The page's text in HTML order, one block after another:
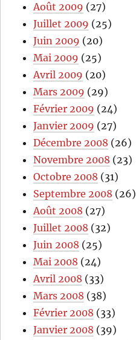
Août 2009 (27)
Juillet 2009 (25)
Juin 2009 (20)
Mai 2009 (25)
Avril 2009 (20)
Mars 2009 (29)
Février 2009 (24)
Janvier 2009 (27)
Décembre 2008 (26)
Novembre 2008 (23)
Octobre 2008 (31)
Septembre 2008 (26)
Août 2008 (27)
Juillet 2008 (32)
Juin 2008 (25)
Mai 2008 (24)
Avril 2008 (33)
Mars 2008 (38)
Février 2008 (33)
Janvier 2008 (39)